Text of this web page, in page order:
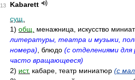
13
Kabarett
сущ.
1) общ. менажница, искусство
литературы, театра и музыки,
номера) , блюдо (с отделениями для
часто вращающееся)
2) ист. кабаре, театр миниатюр (с